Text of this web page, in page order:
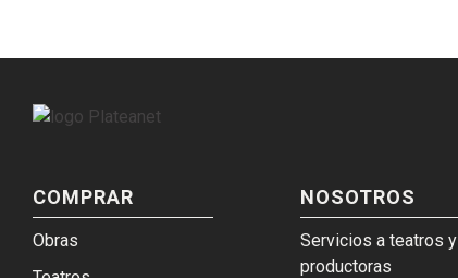
COMPRAR
Obras
NOSOTROS
Servicios a teatros y
productoras